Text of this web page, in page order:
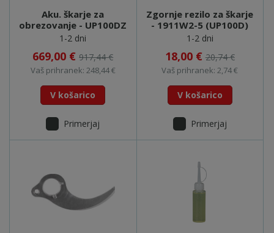
Aku. škarje za
obrezovanje - UP100DZ
1-2 dni
669,00 €917,44 €
Vaš prihranek: 248,44 €
V košarico
Primerjaj
Zgornje rezilo za škarje
- 1911W2-5 (UP100D)
1-2 dni
18,00 € 20,74 €
Vaš prihranek: 2,74 €
V košarico
Primerjaj